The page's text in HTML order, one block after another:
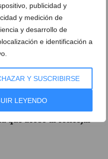
publicidad y
y medición de
y desarrollo de
e identificación a
Y SUSCRIBIRSE
LEYENDO
la condena de